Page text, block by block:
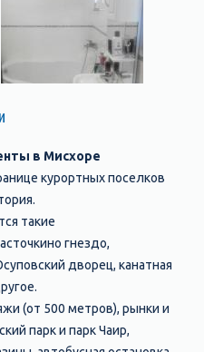
в Мисхоре
курортных поселков
такие
гнездо,
дворец, канатная
(от 500 метров), рынки и
парк и парк Чаир,